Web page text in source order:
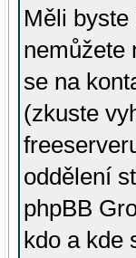
Měli
nemůžete
se na
(zkuste
oddělení
phpBB
kdo a kde